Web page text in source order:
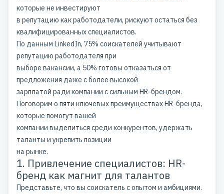
которые не инвестируют
в репутацию как работодатели, рискуют остаться без
квалифицированных специалистов.
По данным LinkedIn, 75% соискателей учитывают
репутацию работодателя при
выборе вакансии, а 50% готовы отказаться от
предложения даже с более высокой
зарплатой ради компании с сильным HR-брендом.
Поговорим о пяти ключевых преимуществах HR-бренда,
которые помогут вашей
компании выделиться среди конкурентов, удержать
таланты и укрепить позиции
на рынке.
1. Привлечение специалистов: HR-
бренд как магнит для талантов
Представьте, что вы соискатель с опытом и амбициями.